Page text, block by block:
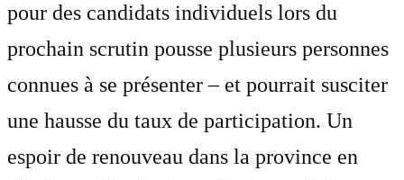
pour des candidats individuels lors du
prochain scrutin pousse plusieurs personnes
connues à se présenter – et pourrait susciter
une hausse du taux de participation. Un
espoir de renouveau dans la province en